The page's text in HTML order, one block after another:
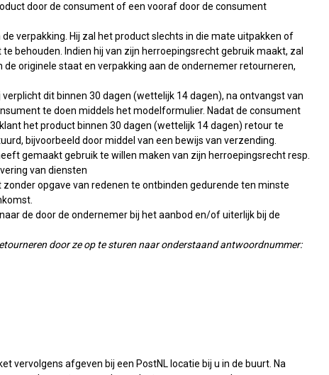
door de consument of een vooraf door de consument
verpakking. Hij zal het product slechts in die mate uitpakken of
behouden. Indien hij van zijn herroepingsrecht gebruik maakt, zal
originele staat en verpakking aan de ondernemer retourneren,
dit binnen 30 dagen (wettelijk 14 dagen), na ontvangst van
te doen middels het modelformulier. Nadat de consument
het product binnen 30 dagen (wettelijk 14 dagen) retour te
bijvoorbeeld door middel van een bewijs van verzending.
gemaakt gebruik te willen maken van zijn herroepingsrecht resp.
van diensten
opgave van redenen te ontbinden gedurende ten minste
de door de ondernemer bij het aanbod en/of uiterlijk bij de
door ze op te sturen naar onderstaand antwoordnummer:
vervolgens afgeven bij een PostNL locatie bij u in de buurt. Na